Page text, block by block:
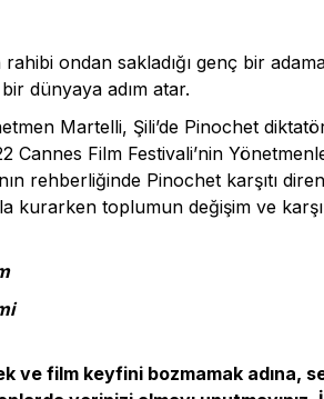
ondan sakladığı genç bir
dünyaya adım atar.
Martelli, Şili’de Pinochet
Film Festivali’nin
rehberliğinde Pinochet karşıtı
kurarken toplumun değişim ve
ve film keyfini bozmamak adına,